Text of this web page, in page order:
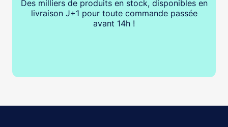
Des milliers de produits en stock, disponibles en
livraison J+1 pour toute commande passée
avant 14h !